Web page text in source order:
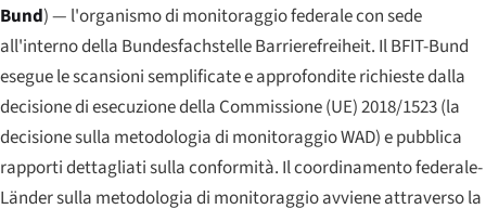
Bund) — l'organismo di monitoraggio federale con sede
all'interno della Bundesfachstelle Barrierefreiheit. Il BFIT-Bund
esegue le scansioni semplificate e approfondite richieste dalla
decisione di esecuzione della Commissione (UE) 2018/1523 (la
decisione sulla metodologia di monitoraggio WAD) e pubblica
rapporti dettagliati sulla conformità. Il coordinamento federale-
Länder sulla metodologia di monitoraggio avviene attraverso la